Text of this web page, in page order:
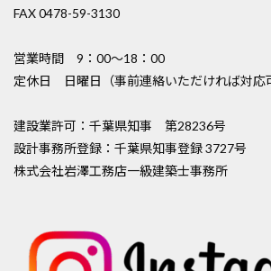
FAX 0478-59-3130
営業時間 9：00〜18：00
定休日 日曜日（事前連絡いただければ対応
建設業許可：千葉県知事 第28236号
設計事務所登録：千葉県知事登録 3727号
株式会社岩澤工務店一級建築士事務所